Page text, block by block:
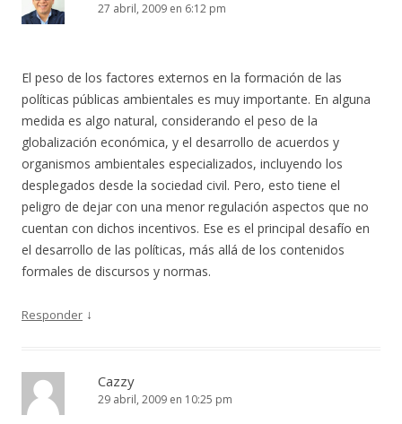
27 abril, 2009 en 6:12 pm
El peso de los factores externos en la formación de las
políticas públicas ambientales es muy importante. En alguna
medida es algo natural, considerando el peso de la
globalización económica, y el desarrollo de acuerdos y
organismos ambientales especializados, incluyendo los
desplegados desde la sociedad civil. Pero, esto tiene el
peligro de dejar con una menor regulación aspectos que no
cuentan con dichos incentivos. Ese es el principal desafío en
el desarrollo de las políticas, más allá de los contenidos
formales de discursos y normas.
Responder ↓
Cazzy
29 abril, 2009 en 10:25 pm